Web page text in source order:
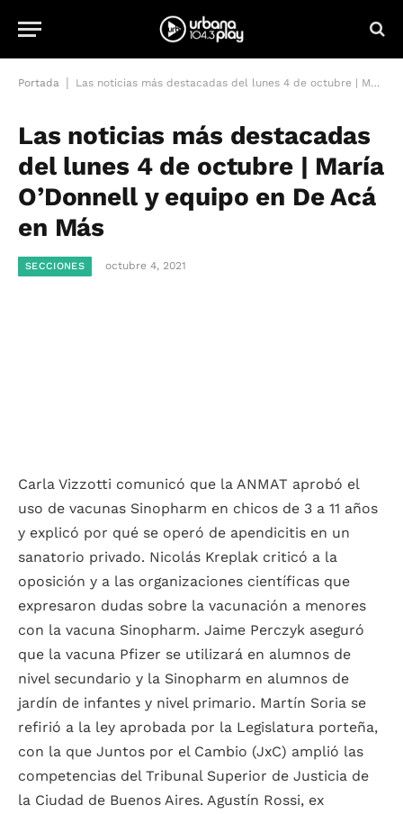
Portada Las noticias más destacadas del lunes 4 de octubre | María O’Donnell y equipo en De Acá en Más
Las noticias más destacadas
del lunes 4 de octubre | María
O’Donnell y equipo en De Acá
en Más
SECCIONES octubre 4, 2021
Carla Vizzotti comunicó que la ANMAT aprobó el
uso de vacunas Sinopharm en chicos de 3 a 11 años
y explicó por qué se operó de apendicitis en un
sanatorio privado. Nicolás Kreplak criticó a la
oposición y a las organizaciones científicas que
expresaron dudas sobre la vacunación a menores
con la vacuna Sinopharm. Jaime Perczyk aseguró
que la vacuna Pfizer se utilizará en alumnos de
nivel secundario y la Sinopharm en alumnos de
jardín de infantes y nivel primario. Martín Soria se
refirió a la ley aprobada por la Legislatura porteña,
con la que Juntos por el Cambio (JxC) amplió las
competencias del Tribunal Superior de Justicia de
la Ciudad de Buenos Aires. Agustín Rossi, ex